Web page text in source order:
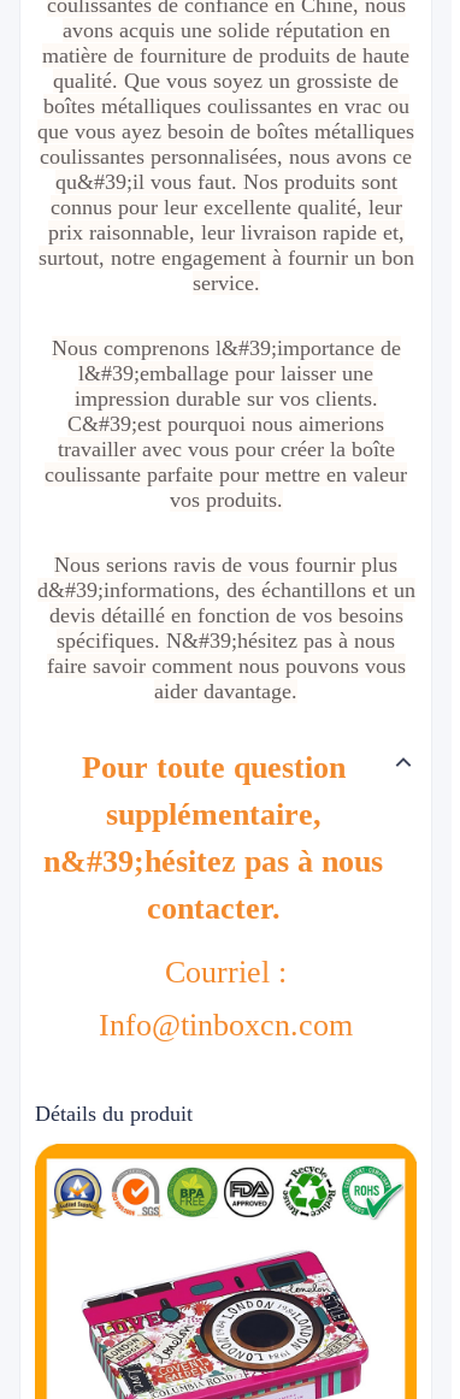
coulissantes de confiance en Chine, nous
avons acquis une solide réputation en
matière de fourniture de produits de haute
qualité. Que vous soyez un grossiste de
boîtes métalliques coulissantes en vrac ou
que vous ayez besoin de boîtes métalliques
coulissantes personnalisées, nous avons ce
qu&#39;il vous faut. Nos produits sont
connus pour leur excellente qualité, leur
prix raisonnable, leur livraison rapide et,
surtout, notre engagement à fournir un bon
service.
Nous comprenons l&#39;importance de
l&#39;emballage pour laisser une
impression durable sur vos clients.
C&#39;est pourquoi nous aimerions
travailler avec vous pour créer la boîte
coulissante parfaite pour mettre en valeur
vos produits.
Nous serions ravis de vous fournir plus
d&#39;informations, des échantillons et un
devis détaillé en fonction de vos besoins
spécifiques. N&#39;hésitez pas à nous
faire savoir comment nous pouvons vous
aider davantage.
Pour toute question
supplémentaire,
n&#39;hésitez pas à nous
contacter.
Courriel :
Info@tinboxcn.com
Détails du produit